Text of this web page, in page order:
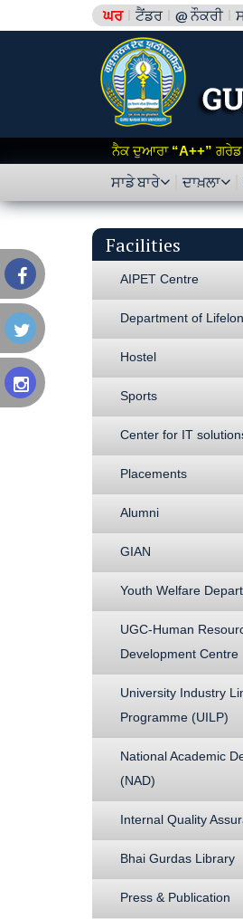
ਘਰ ਟੈਂਡਰ @ ਨੌਕਰੀ
ਨੈਕ ਦੁਆਰਾ “A++” ਗਰੇਡ
ਸਾਡੇ ਬਾਰੇ ਦਾਖ਼ਲਾ
Facilities
AIPET Centre
Department of
Hostel
Sports
Center for IT
Placements
Alumni
GIAN
Youth Welfare
UGC-Human
Development Centre
University Industry
Programme (UILP)
National Academic
(NAD)
Internal Quality
Bhai Gurdas Library
Press & Publication